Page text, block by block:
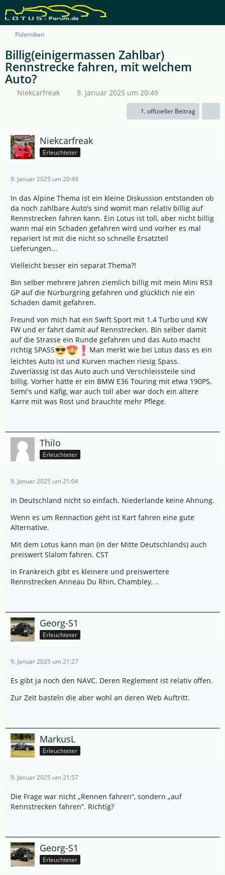
Polemiken
Billig(einigermassen Zahlbar)
Rennstrecke fahren, mit welchem
Auto?
Niekcarfreak 9. Januar 2025 um 20:49
1. offizieller Beitrag
Niekcarfreak
Erleuchteter
9. Januar 2025 um 20:49
In das Alpine Thema ist ein kleine Diskussion entstanden ob
da noch zahlbare Auto's sind womit man relativ billig auf
Rennstrecken fahren kann. Ein Lotus ist toll, aber nicht billig
wann mal ein Schaden gefahren wird und vorher es mal
repariert ist mit die nicht so schnelle Ersatzteil
Lieferungen...
Vielleicht besser ein separat Thema?!
Bin selber mehrere Jahren ziemlich billig mit mein Mini R53
GP auf die Nürburgring gefahren und glücklich nie ein
Schaden damit gefahren.
Freund von mich hat ein Swift Sport mit 1.4 Turbo und KW
FW und er fahrt damit auf Rennstrecken. Bin selber damit
auf die Strasse ein Runde gefahren und das Auto macht
richtig SPASS
Man merkt wie bei Lotus dass es ein
leichtes Auto ist und Kurven machen riesig Spass.
Zuverlässig ist das Auto auch und Verschleissteile sind
billig. Vorher hätte er ein BMW E36 Touring mit etwa 190PS,
Semi's und Käfig, war auch toll aber war doch ein altere
Karre mit was Rost und brauchte mehr Pflege.
Thilo
Erleuchteter
9. Januar 2025 um 21:04
In Deutschland nicht so einfach. Niederlande keine Ahnung.
Wenn es um Rennaction geht ist Kart fahren eine gute
Alternative.
Mit dem Lotus kann man (in der Mitte Deutschlands) auch
preiswert Slalom fahren. CST
In Frankreich gibt es kleinere und preiswertere
Rennstrecken Anneau Du Rhin, Chambley, ..
Georg-S1
Erleuchteter
9. Januar 2025 um 21:27
Es gibt ja noch den NAVC. Deren Reglement ist relativ offen.
Zur Zeit basteln die aber wohl an deren Web Auftritt.
MarkusL
Erleuchteter
9. Januar 2025 um 21:57
Die Frage war nicht „Rennen fahren“, sondern „auf
Rennstrecken fahren“. Richtig?
Georg-S1
Erleuchteter